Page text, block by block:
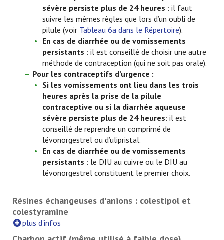
sévère persiste plus de 24 heures : il faut
suivre les mêmes règles que lors d’un oubli de
pilule (voir Tableau 6a dans le Répertoire).
En cas de diarrhée ou de vomissements
persistants : il est conseillé de choisir une autre
méthode de contraception (qui ne soit pas orale).
Pour les contraceptifs d’urgence :
Si les vomissements ont lieu dans les trois
heures après la prise de la pilule
contraceptive ou si la diarrhée aqueuse
sévère persiste plus de 24 heures: il est
conseillé de reprendre un comprimé de
lévonorgestrel ou d’ulipristal.
En cas de diarrhée ou de vomissements
persistants : le DIU au cuivre ou le DIU au
lévonorgestrel constituent le premier choix.
Résines échangeuses d'anions : colestipol et
colestyramine
plus d'infos